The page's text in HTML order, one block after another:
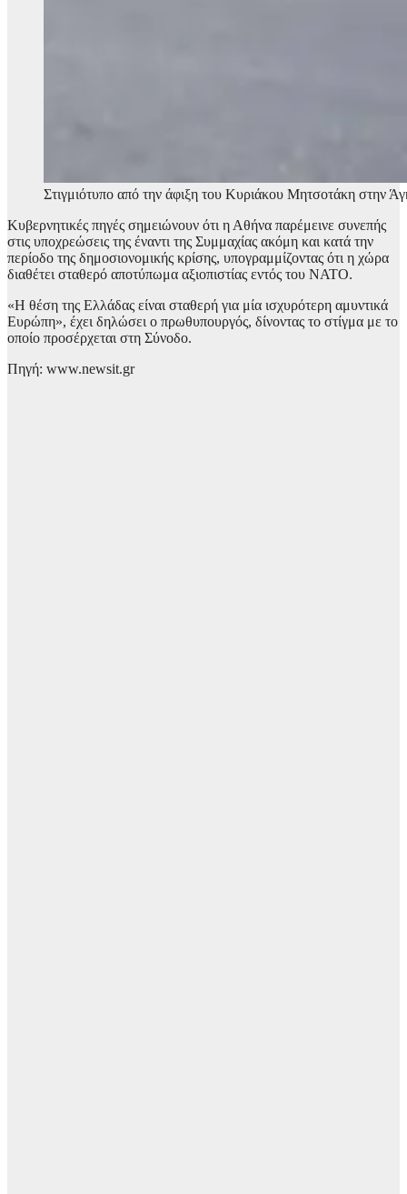
Στιγμιότυπο από την άφιξη του Κυριάκου Μητσοτάκη
Κυβερνητικές πηγές σημειώνουν ότι η Αθήνα παρέμεινε συνεπής
στις υποχρεώσεις της έναντι της Συμμαχίας ακόμη και κατά την
περίοδο της δημοσιονομικής κρίσης, υπογραμμίζοντας ότι η χώρα
διαθέτει σταθερό αποτύπωμα αξιοπιστίας εντός του ΝΑΤΟ.
«Η θέση της Ελλάδας είναι σταθερή για μία ισχυρότερη αμυντικά
Ευρώπη», έχει δηλώσει ο πρωθυπουργός, δίνοντας το στίγμα με το
οποίο προσέρχεται στη Σύνοδο.
Πηγή: www.newsit.gr